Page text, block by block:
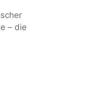
– die